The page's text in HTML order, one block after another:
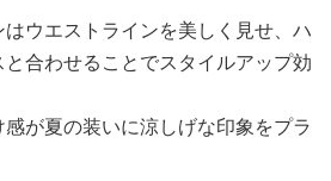
ウエストラインを美しく見せ、ハ
合わせることでスタイルアップ効
が夏の装いに涼しげな印象をプラ